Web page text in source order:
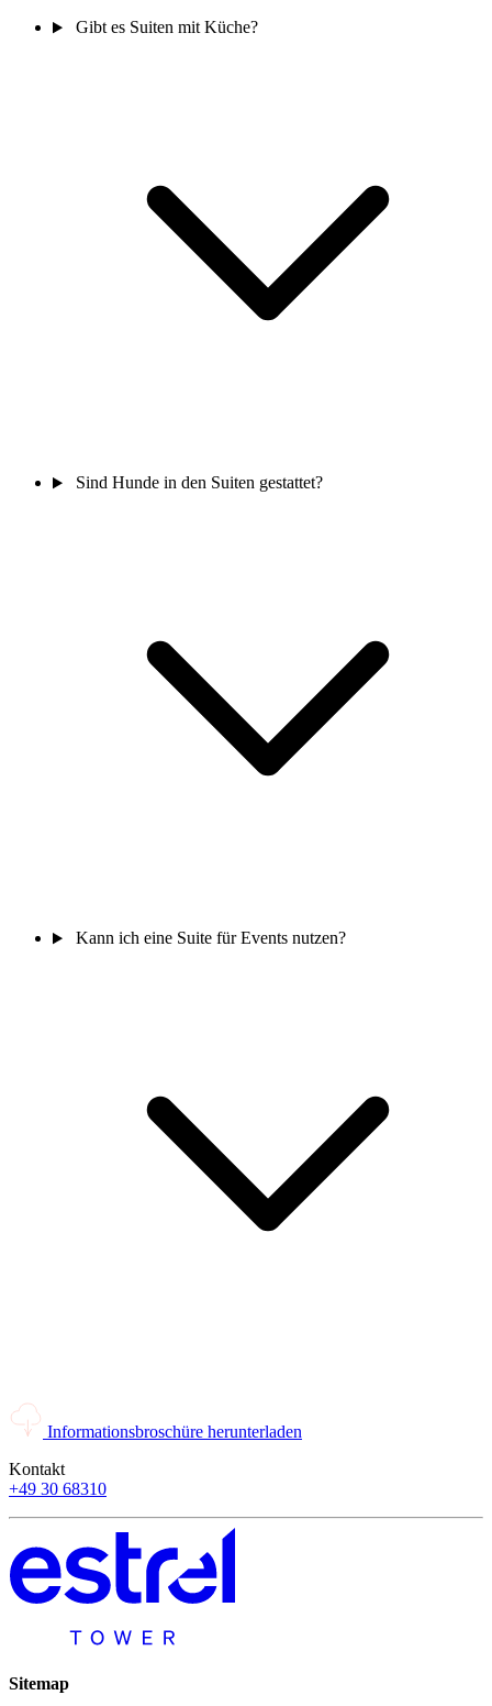
Gibt es Suiten mit Küche?
Sind Hunde in den Suiten gestattet?
Kann ich eine Suite für Events nutzen?
Informationsbroschüre herunterladen
Kontakt
+49 30 68310
Sitemap